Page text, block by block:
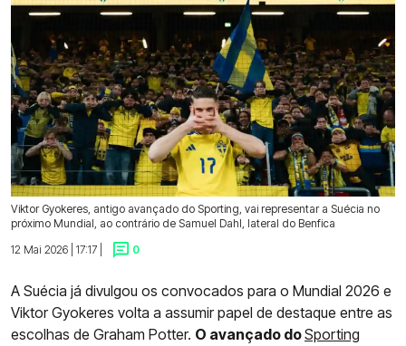
Viktor Gyokeres, antigo avançado do Sporting, vai representar a Suécia no
próximo Mundial, ao contrário de Samuel Dahl, lateral do Benfica
12 Mai 2026 | 17:17 |
0
A Suécia já divulgou os convocados para o Mundial 2026 e
Viktor Gyokeres volta a assumir papel de destaque entre as
escolhas de Graham Potter. O avançado doSporting